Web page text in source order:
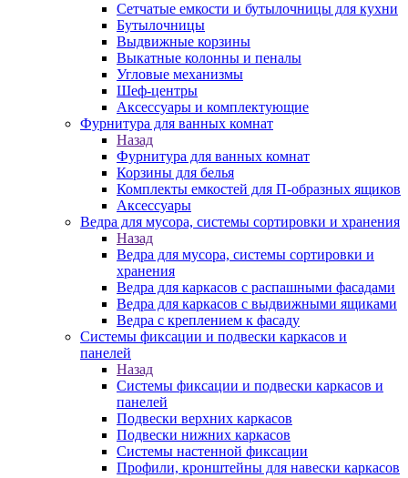
Сетчатые емкости и бутылочницы для кухни
Бутылочницы
Выдвижные корзины
Выкатные колонны и пеналы
Угловые механизмы
Шеф-центры
Аксессуары и комплектующие
Фурнитура для ванных комнат
Назад
Фурнитура для ванных комнат
Корзины для белья
Комплекты емкостей для П-образных ящиков
Аксессуары
Ведра для мусора, системы сортировки и хранения
Назад
Ведра для мусора, системы сортировки и
хранения
Ведра для каркасов с распашными фасадами
Ведра для каркасов с выдвижными ящиками
Ведра с креплением к фасаду
Системы фиксации и подвески каркасов и
панелей
Назад
Системы фиксации и подвески каркасов и
панелей
Подвески верхних каркасов
Подвески нижних каркасов
Системы настенной фиксации
Профили, кронштейны для навески каркасов